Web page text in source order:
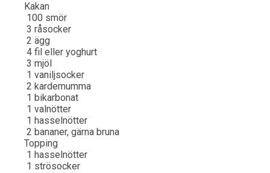
Kakan
100 smör
3 råsocker
2 ägg
4 fil eller yoghurt
3 mjöl
1 vaniljsocker
2 kardemumma
1 bikarbonat
1 valnötter
1 hasselnötter
2 bananer, gärna bruna
Topping
1 hasselnötter
1 strösocker